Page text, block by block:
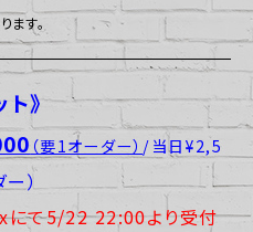
す。
》
（要1オーダー） /当日¥2,5
）
て5/22 22:00より受付